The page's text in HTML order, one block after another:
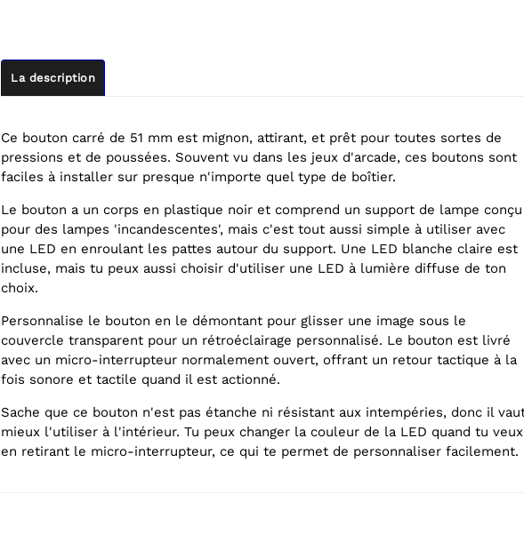
La description
Ce bouton carré de 51 mm est mignon, attirant, et prêt pour toutes sortes de
pressions et de poussées. Souvent vu dans les jeux d'arcade, ces boutons sont
faciles à installer sur presque n'importe quel type de boîtier.
Le bouton a un corps en plastique noir et comprend un support de lampe conçu
pour des lampes 'incandescentes', mais c'est tout aussi simple à utiliser avec
une LED en enroulant les pattes autour du support. Une LED blanche claire est
incluse, mais tu peux aussi choisir d'utiliser une LED à lumière diffuse de ton
choix.
Personnalise le bouton en le démontant pour glisser une image sous le
couvercle transparent pour un rétroéclairage personnalisé. Le bouton est livré
avec un micro-interrupteur normalement ouvert, offrant un retour tactique à la
fois sonore et tactile quand il est actionné.
Sache que ce bouton n'est pas étanche ni résistant aux intempéries, donc il
mieux l'utiliser à l'intérieur. Tu peux changer la couleur de la LED quand tu veux
en retirant le micro-interrupteur, ce qui te permet de personnaliser facilement.